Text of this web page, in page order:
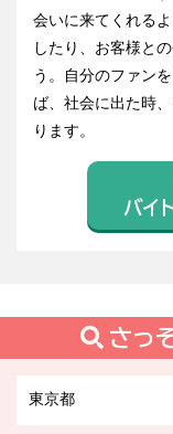
会いに来てくれる
したり、お客様と
う。自分のファン
ば、社会に出た時
ります。
バイ
さっ